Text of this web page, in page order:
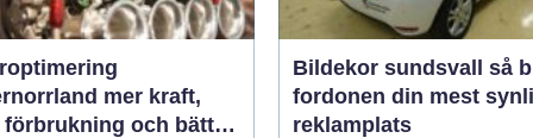
mer kraft,
förbrukning och bättre
Bildekor sundsvall så blir
fordonen din mest
reklamplats